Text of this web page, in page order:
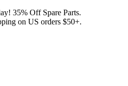
35% Off Spare Parts.
on US orders $50+.